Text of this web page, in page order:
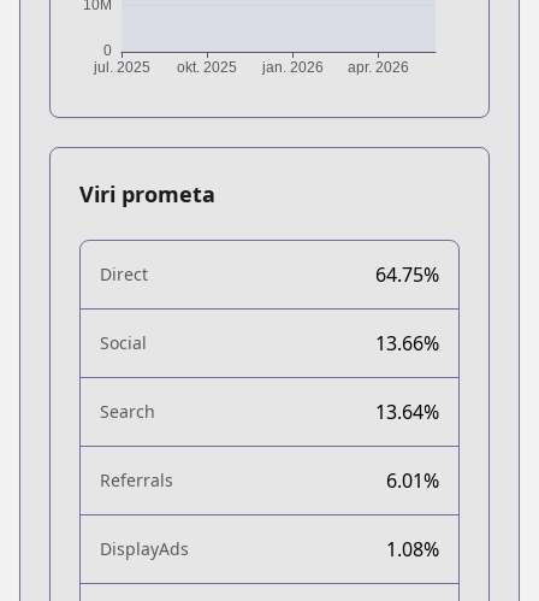
Viri prometa
Direct 64.75%
Social 13.66%
Search 13.64%
Referrals 6.01%
DisplayAds 1.08%